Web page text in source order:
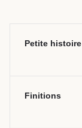
Petite histoire
Finitions